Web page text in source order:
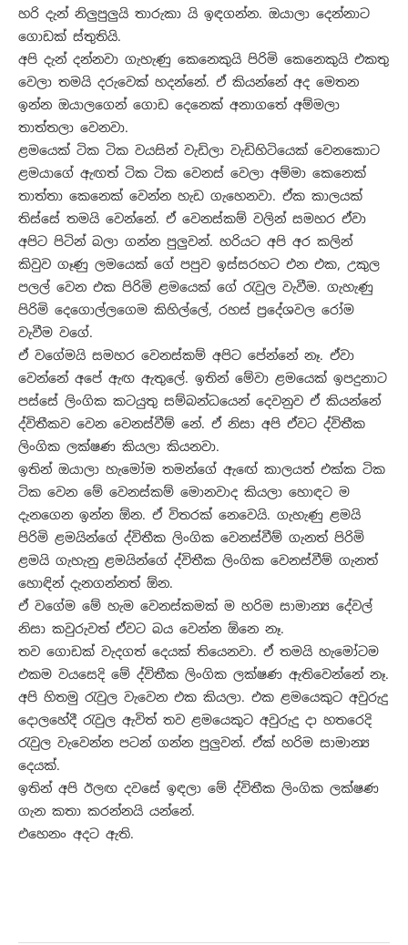
හරි දැන් නිලු‍පුලු‍යි තාරුකා යි ඉඳගන්න. ඔයාලා දෙන්නාට
ගොඩක් ස්තුතියි.
අපි දැන් දන්නවා ගැහැණු කෙනෙකුයි පිරිමි කෙනෙකුයි එකතු
වෙලා තමයි දරුවෙක් හදන්නේ. ඒ කියන්නේ අද මෙතන
ඉන්න ඔයාලගෙන් ගොඩ දෙනෙක් අනාගතේ අම්මලා
තාත්තලා වෙනවා.
ළමයෙක් ටික ටික වයසින් වැඩිලා වැඩිහිටියෙක් වෙනකොට
ළමයාගේ ඇඟත් ටික ටික වෙනස් වෙලා අම්මා කෙනෙක්
තාත්තා කෙනෙක් වෙන්න හැඩ ගැහෙනවා. ඒක කාලයක්
තිස්සේ තමයි වෙන්නේ. ඒ වෙනස්කම් වලින් සමහර ඒවා
අපිට පිටින් බලා ගන්න පුලු‍වන්. හරියට අපි අර කලින්
කිවුව ගෑණු ලමයෙක් ගේ පපුව ඉස්සරහට එන එක, උකුල
පලල් වෙන එක පිරිමි ළමයෙක් ගේ රැවුල වැවීම. ගැහැණු
පිරිමි දෙගොල්ලගෙම කිහිල්ලේ, රහස් ප්‍රදේශවල රෝම
වැවීම වගේ.
ඒ වගේමයි සමහර වෙනස්කම් අපිට පේන්නේ නෑ. ඒවා
වෙන්නේ අපේ ඇඟ ඇතුලේ. ඉතින් මේවා ළමයෙක් ඉපදුනාට
පස්සේ ලිංගික කටයුතු සම්බන්ධයෙන් දෙවනුව ඒ කියන්නේ
ද්විතීකව වෙන වෙනස්වීම් නේ. ඒ නිසා අපි ඒවට ද්විතීක
ලිංගික ලක්ෂණ කියලා කියනවා.
ඉතින් ඔයාලා හැමෝම තමන්ගේ ඇඟේ කාලයත් එක්ක ටික
ටික වෙන මේ වෙනස්කම් මොනවාද කියලා හොඳට ම
දැනගෙන ඉන්න ඕන. ඒ විතරක් නෙවෙයි. ගැහැණු ළමයි
පිරිමි ළමයින්ගේ ද්විතීක ලිංගික වෙනස්වීම් ගැනත් පිරිමි
ළමයි ගැහැනු ළමයින්ගේ ද්විතීක ලිංගික වෙනස්වීම් ගැනත්
හොඳින් දැනගන්නත් ඕන.
ඒ වගේම මේ හැම වෙනස්කමක් ම හරිම සාමාන්‍ය දේවල්
නිසා කවුරුවත් ඒවට බය වෙන්න ඕනෙ නෑ.
තව ගොඩක් වැදගත් දෙයක් තියෙනවා. ඒ තමයි හැමෝටම
එකම වයසෙදි මේ ද්විතීක ලිංගික ලක්ෂණ ඇතිවෙන්නේ නෑ.
අපි හිතමු රැවුල වැවෙන එක කියලා. එක ළමයෙකුට අවුරුදු
දොලහේදී රැවුල ඇවිත් තව ළමයෙකුට අවුරුදු දා හතරෙදි
රැවුල වැවෙන්න පටන් ගන්න පුලු‍වන්. ඒක් හරිම සාමාන්‍ය
දෙයක්.
ඉතින් අපි ඊලඟ දවසේ ඉඳලා මේ ද්විතීක ලිංගික ලක්ෂණ
ගැන කතා කරන්නයි යන්නේ.
එහෙනං අදට ඇති.